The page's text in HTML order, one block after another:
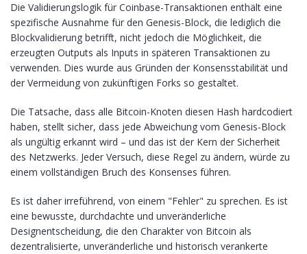
Die Validierungslogik für Coinbase-Transaktionen enthält eine
spezifische Ausnahme für den Genesis-Block, die lediglich die
Blockvalidierung betrifft, nicht jedoch die Möglichkeit, die
erzeugten Outputs als Inputs in späteren Transaktionen zu
verwenden. Dies wurde aus Gründen der Konsensstabilität und
der Vermeidung von zukünftigen Forks so gestaltet.
Die Tatsache, dass alle Bitcoin-Knoten diesen Hash hardcodiert
haben, stellt sicher, dass jede Abweichung vom Genesis-Block
als ungültig erkannt wird – und das ist der Kern der Sicherheit
des Netzwerks. Jeder Versuch, diese Regel zu ändern, würde zu
einem vollständigen Bruch des Konsenses führen.
Es ist daher irreführend, von einem "Fehler" zu sprechen. Es ist
eine bewusste, durchdachte und unveränderliche
Designentscheidung, die den Charakter von Bitcoin als
dezentralisierte, unveränderliche und historisch verankerte